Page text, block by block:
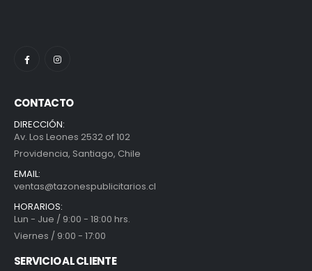
CONTACTO
DIRECCIÓN:
Av. Los Leones 2532 of 102
Providencia, Santiago, Chile
EMAIL:
ventas@tazonespublicitarios.cl
HORARIOS:
Lun - Jue / 9:00 - 18:00 hrs.
Viernes / 9:00 - 17:00
SERVICIO AL CLIENTE